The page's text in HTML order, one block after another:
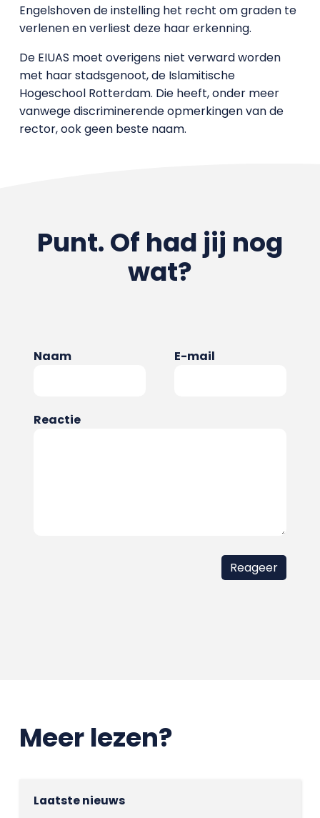
Engelshoven de instelling het recht om graden te
verlenen en verliest deze haar erkenning.
De EIUAS moet overigens niet verward worden
met haar stadsgenoot, de Islamitische
Hogeschool Rotterdam. Die heeft, onder meer
vanwege discriminerende opmerkingen van de
rector, ook geen beste naam.
Punt. Of had jij nog
wat?
Naam E-mail
Reactie
Meer lezen?
Laatste nieuws